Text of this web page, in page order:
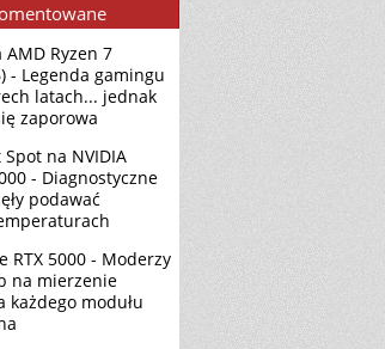
Ryzen 7
- Legenda gamingu
latach... jednak
zaporowa
Spot na NVIDIA
- Diagnostyczne
podawać
RTX 5000 - Moderzy
na mierzenie
modułu